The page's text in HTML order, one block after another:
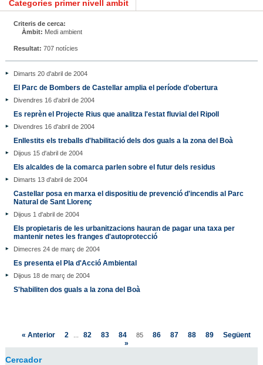
Categories primer nivell ambit
Criteris de cerca:
Àmbit: Medi ambient
Resultat: 707 notícies
Dimarts 20 d'abril de 2004
El Parc de Bombers de Castellar amplia el període d'obertura
Divendres 16 d'abril de 2004
Es reprèn el Projecte Rius que analitza l'estat fluvial del Ripoll
Divendres 16 d'abril de 2004
Enllestits els treballs d'habilitació dels dos guals a la zona del Boà
Dijous 15 d'abril de 2004
Els alcaldes de la comarca parlen sobre el futur dels residus
Dimarts 13 d'abril de 2004
Castellar posa en marxa el dispositiu de prevenció d'incendis al Parc
Natural de Sant Llorenç
Dijous 1 d'abril de 2004
Els propietaris de les urbanitzacions hauran de pagar una taxa per
mantenir netes les franges d'autoprotecció
Dimecres 24 de març de 2004
Es presenta el Pla d'Acció Ambiental
Dijous 18 de març de 2004
S'habiliten dos guals a la zona del Boà
« Anterior 2 82 83 84 85 86 87 88 89
Següent
»
Cercador